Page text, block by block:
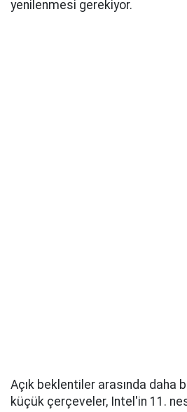
yenilenmesi gerekiyor.
Açık beklentiler arasında daha
küçük çerçeveler, Intel'in 11.